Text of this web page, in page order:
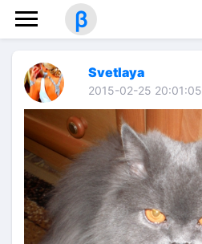
β
Svetlaya
2015-02-25 20:01:05